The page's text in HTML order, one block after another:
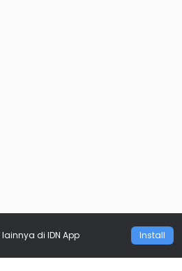
lainnya di IDN App Install